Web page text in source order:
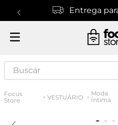
Entrega
Buscar
VESTUÁRIO
Moda
Íntima